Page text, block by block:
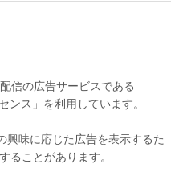
信の広告サービスである
ンス」を利用しています。
興味に応じた広告を表示するた
ることがあります。